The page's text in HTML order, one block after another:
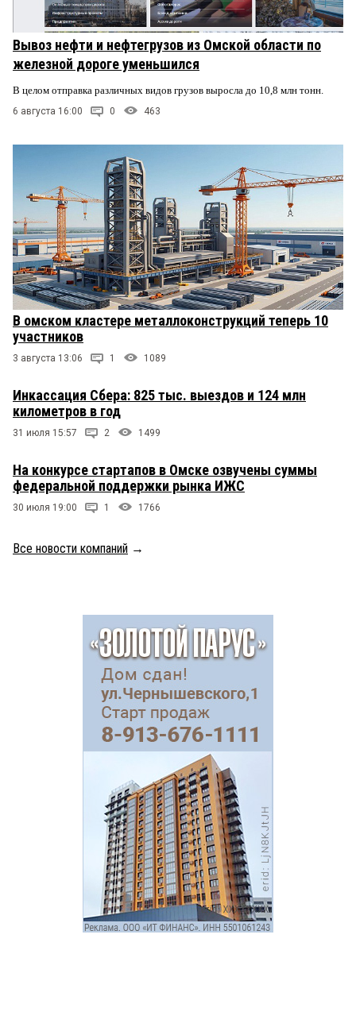
Вывоз нефти и нефтегрузов из Омской области по
железной дороге уменьшился
В целом отправка различных видов грузов выросла до 10,8 млн тонн.
6 августа 16:00 0 463
В омском кластере металлоконструкций теперь 10
участников
3 августа 13:06 1 1089
Инкассация Сбера: 825 тыс. выездов и 124 млн
километров в год
31 июля 15:57 2 1499
На конкурсе стартапов в Омске озвучены суммы
федеральной поддержки рынка ИЖС
30 июля 19:00 1 1766
Все новости компаний →